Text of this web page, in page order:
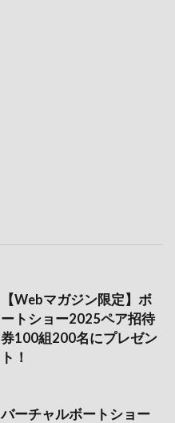
【Webマガジン限定】ボ
ートショー2025ペア招待
券100組200名にプレゼン
ト！
バーチャルボートショー